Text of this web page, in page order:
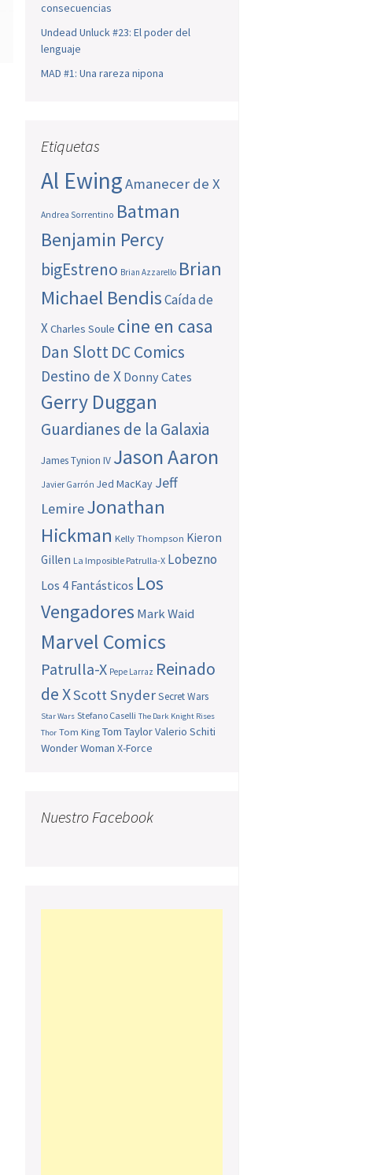
consecuencias
Undead Unluck #23: El poder del
lenguaje
MAD #1: Una rareza nipona
Etiquetas
Al EwingAmanecer de X
Andrea Sorrentino Batman
Benjamin Percy
bigEstreno Brian Azzarello Brian
Michael BendisCaída de
XCharles Soule cine en casa
Dan SlottDC Comics
Destino de X Donny Cates
Gerry Duggan
Guardianes de la Galaxia
James Tynion IV Jason Aaron
Javier Garrón Jed MacKay Jeff
LemireJonathan
Hickman Kelly Thompson Kieron
Gillen La Imposible Patrulla-X Lobezno
Los 4 Fantásticos Los
Vengadores Mark Waid
Marvel Comics
Patrulla-X Pepe Larraz Reinado
de XScott SnyderSecret Wars
Star Wars Stefano Caselli The Dark Knight Rises
Thor Tom King Tom TaylorValerio Schiti
Wonder Woman X-Force
Nuestro Facebook